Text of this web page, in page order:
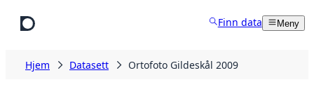
Finn data Meny
Hjem Datasett Ortofoto Gildeskål 2009